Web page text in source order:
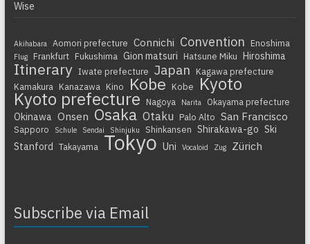
Wise
Akihabara Aomori prefecture Connichi Convention Enoshima
Flug Frankfurt Fukushima Gion matsuri Hatsune Miku Hiroshima
Itinerary Iwate prefecture Japan
Kagawa prefecture
Kamakura Kanazawa Kino Kobe Kobe Kyoto
Kyoto prefecture Nagoya Narita Okayama prefecture
Okinawa Onsen Osaka Otaku Palo Alto San Francisco
Sapporo Schule Sendai Shinjuku Shinkansen Shirakawa-go Ski
Stanford
Takayama Tokyo Uni Vocaloid Zug Zürich
Subscribe via Email